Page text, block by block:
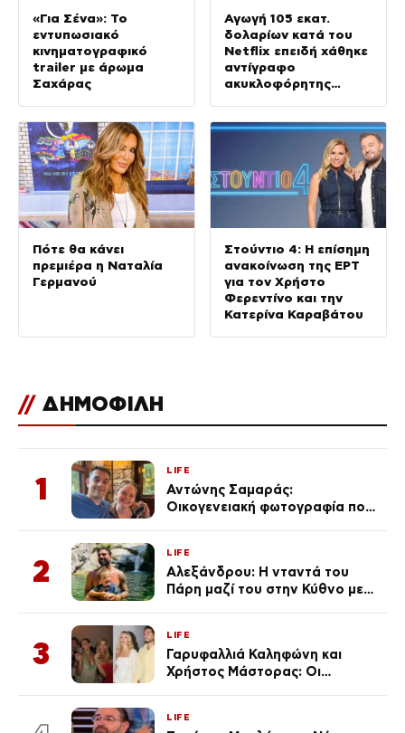
«Για Σένα»: Το
εντυπωσιακό
κινηματογραφικό
trailer με άρωμα
Σαχάρας
Αγωγή 105 εκατ.
δολαρίων κατά του
Netflix επειδή χάθηκε
αντίγραφο
ακυκλοφόρητης
Πότε θα κάνει
πρεμιέρα η Ναταλία
Γερμανού
Στούντιο 4: Η επίσημη
ανακοίνωση της ΕΡΤ
για τον Χρήστο
Φερεντίνο και την
Κατερίνα Καραβάτου
// ΔΗΜΟΦΙΛΗ
1
LIFE
Αντώνης Σαμαράς:
Οικογενειακή φωτογραφία που
Λένας
2
LIFE
Αλεξάνδρου: Η νταντά του
Πάρη μαζί του στην Κύθνο με
3
LIFE
Γαρυφαλλιά Καληφώνη και
Χρήστος Μάστορας: Οι
απαρατήρητη
LIFE